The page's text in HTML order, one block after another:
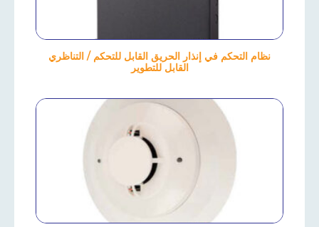
نظام التحكم في إنذار الحريق القابل للتحكم / التناظري
القابل للتطوير